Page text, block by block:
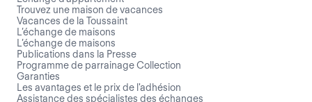
Trouvez une maison de vacances
Vacances de la Toussaint
L’échange de maisons
L’échange de maisons
Publications dans la Presse
Programme de parrainage Collection
Garanties
Les avantages et le prix de l'adhésion
Assistance des spécialistes des échanges